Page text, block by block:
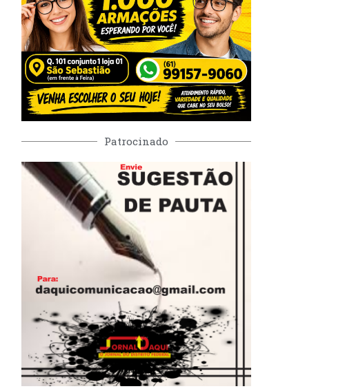
Patrocinado